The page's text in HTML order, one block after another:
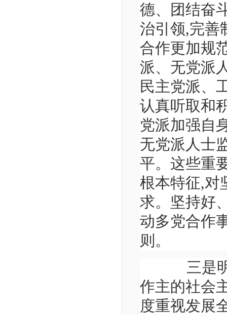
德、团结奋
治引领,完善
合作更加规
派、无党派
民主党派、
认真听取和
党派加强自
无党派人士
平。这些重
根本特征,对
求。坚持好
动多党合作
则。
三是明
作主的社会
度重视发展